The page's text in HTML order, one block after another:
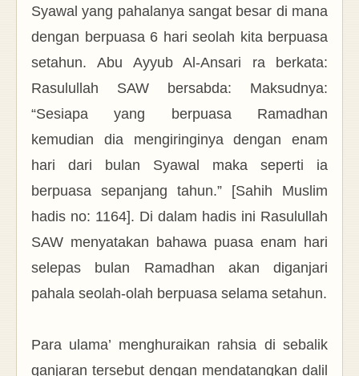
Syawal yang pahalanya sangat besar di mana
dengan berpuasa 6 hari seolah kita berpuasa
setahun.Abu Ayyub Al-Ansari ra berkata:
Rasulullah SAW bersabda: Maksudnya:
“Sesiapa yang berpuasa Ramadhan
kemudian dia mengiringinya dengan enam
hari dari bulan Syawal maka seperti ia
berpuasa sepanjang tahun.” [Sahih Muslim
hadis no: 1164]. Di dalam hadis ini Rasulullah
SAW menyatakan bahawa puasa enam hari
selepas bulan Ramadhan akan diganjari
pahala seolah-olah berpuasa selama setahun.
Para ulama’ menghuraikan rahsia di sebalik
ganjaran tersebut dengan mendatangkan dalil